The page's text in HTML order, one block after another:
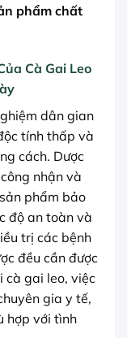
phẩm chất
Cà Gai Leo
dân gian
tính thấp và
cách. Dược
nhận và
phẩm bảo
độ an toàn và
trị các bệnh
đều cần được
cà gai leo, việc
gia y tế,
hợp với tình